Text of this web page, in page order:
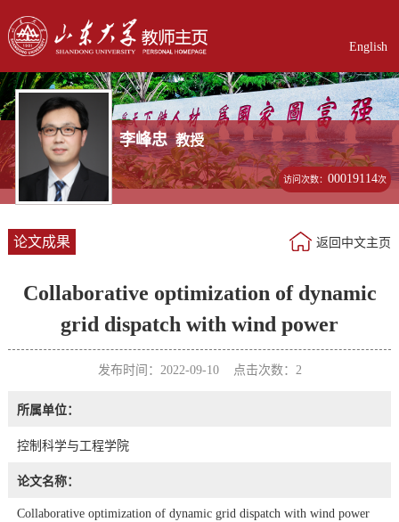
English
李峰忠 教授
访问次数：00019114次
论文成果 返回中文主页
Collaborative optimization of dynamic
grid dispatch with wind power
发布时间：2022-09-10 点击次数： 2
所属单位：
控制科学与工程学院
论文名称：
Collaborative optimization of dynamic grid dispatch with wind power